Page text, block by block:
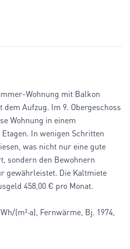
Wohnung mit Balkon
Aufzug. Im 9. Obergeschoss
Wohnung in einem
In wenigen Schritten
was nicht nur eine gute
sondern den Bewohnern
gewährleistet. Die Kaltmiete
458,00 € pro Monat.
(m²·a), Fernwärme, Bj. 1974,